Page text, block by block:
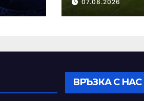
стадион
07.08.2026
ВРЪЗКА С НАС